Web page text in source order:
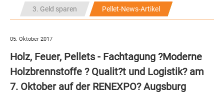
3. Geld sparen Pellet-News-Artikel
05. Oktober 2017
Holz, Feuer, Pellets - Fachtagung ?Moderne
Holzbrennstoffe ? Qualit?t und Logistik? am
7. Oktober auf der RENEXPO? Augsburg